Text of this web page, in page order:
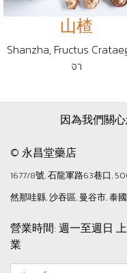
山楂
Shanzha, Fructus
จา
因為我們關
© 永昌堂藥店
1677/8號, 石龍軍路63巷口,
然那哇縣, 沙吞區, 曼谷市, 泰
營業時間: 週一至週日
業